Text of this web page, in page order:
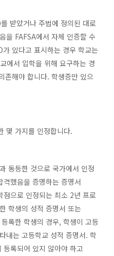
받았거나 주법에 정의된 대로
을 FAFSA에서 자체 인증할 수
있다고 표시하는 경우 학교는
에서 입학을 위해 요구하는 경
존해야 합니다. 학생증만 있으
몇 가지를 인정합니다.
동등한 것으로 국가에서 인정
했음을 증명하는 증명서
점으로 인정되는 최소 2년 프로
학생의 성적 증명서 또는
록한 학생의 경우, 학생이 고등
내는 고등학교 성적 증명서. 학
등록되어 있지 않아야 하고